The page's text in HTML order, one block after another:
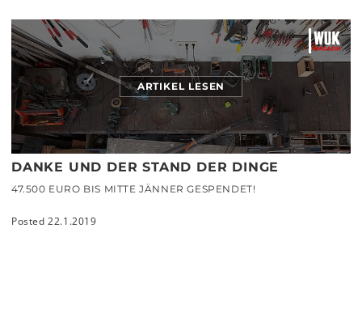
ARTIKEL LESEN
DANKE UND DER STAND DER DINGE
47.500 EURO BIS MITTE JÄNNER GESPENDET!
Posted 22.1.2019